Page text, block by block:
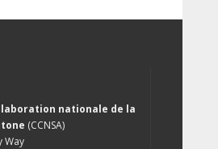
nationale de la
(CCNSA)
Way